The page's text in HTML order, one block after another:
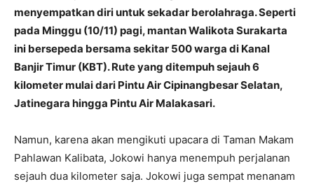
menyempatkan diri untuk sekadar berolahraga. Seperti
pada Minggu (10/11) pagi, mantan Walikota Surakarta
ini bersepeda bersama sekitar 500 warga di Kanal
Banjir Timur (KBT). Rute yang ditempuh sejauh 6
kilometer mulai dari Pintu Air Cipinangbesar Selatan,
Jatinegara hingga Pintu Air Malakasari.
Namun, karena akan mengikuti upacara di Taman Makam
Pahlawan Kalibata, Jokowi hanya menempuh perjalanan
sejauh dua kilometer saja. Jokowi juga sempat menanam